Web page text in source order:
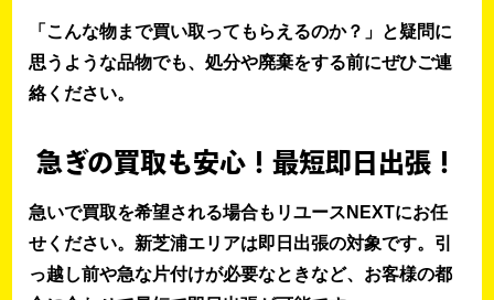
「こんな物まで買い取ってもらえるのか？」と疑問に
思うような品物でも、処分や廃棄をする前にぜひご連
絡ください。
急ぎの買取も安心！最短即日出張！
急いで買取を希望される場合もリユースNEXTにお任
せください。新芝浦エリアは即日出張の対象です。引
っ越し前や急な片付けが必要なときなど、お客様の都